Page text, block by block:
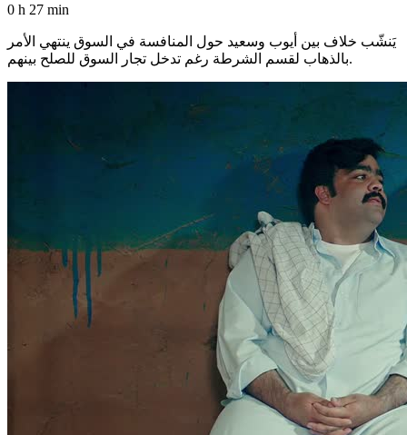
0 h 27 min
يَنشّب خلاف بين أيوب وسعيد حول المنافسة في السوق ينتهي الأمر
بالذهاب لقسم الشرطة رغم تدخل تجار السوق للصلح بينهم.